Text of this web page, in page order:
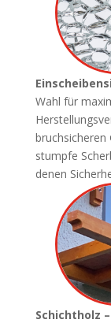
Wahl für
bruchsicheren
stumpfe
denen
Schichtholz –